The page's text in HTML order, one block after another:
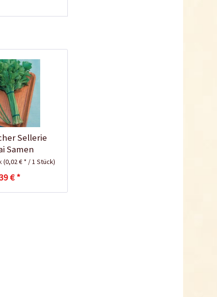
Sellerie
Samen
(0,02 € * / 1 Stück)
€ *